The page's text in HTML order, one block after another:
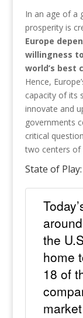
In an age of a
prosperity is
Europe
willingness
world’s best
Hence,
capacity of its
innovate and
governments
critical
two centers of
State of
the
home
18 of